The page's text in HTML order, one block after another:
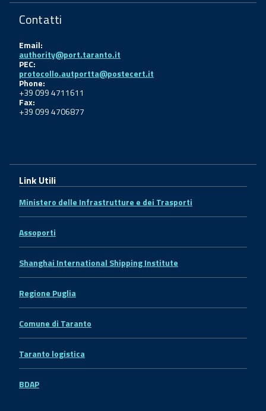
Contatti
Email:
authority@port.taranto.it
PEC:
protocollo.autportta@postecert.it
Phone:
+39 099 4711611
Fax:
+39 099 4706877
Link Utili
Ministero delle Infrastrutture e dei Trasporti
Assoporti
Shanghai International Shipping Institute
Regione Puglia
Comune di Taranto
Taranto logistica
BDAP